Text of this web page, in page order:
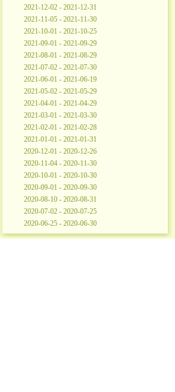
2021-12-02 - 2021-12-31
2021-11-05 - 2021-11-30
2021-10-01 - 2021-10-25
2021-09-01 - 2021-09-29
2021-08-01 - 2021-08-29
2021-07-02 - 2021-07-30
2021-06-01 - 2021-06-19
2021-05-02 - 2021-05-29
2021-04-01 - 2021-04-29
2021-03-01 - 2021-03-30
2021-02-01 - 2021-02-28
2021-01-01 - 2021-01-31
2020-12-01 - 2020-12-26
2020-11-04 - 2020-11-30
2020-10-01 - 2020-10-30
2020-09-01 - 2020-09-30
2020-08-10 - 2020-08-31
2020-07-02 - 2020-07-25
2020-06-25 - 2020-06-30